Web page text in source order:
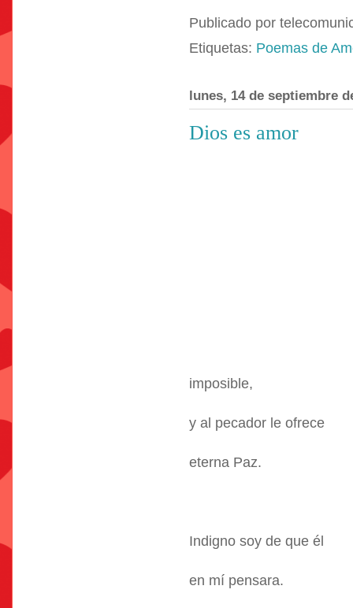
Publicado por
Etiquetas: Poemas de
lunes, 14 de septiembre
Dios es amor
imposible,
y al pecador le ofrece
eterna Paz.
Indigno soy de que él
en mí pensara.